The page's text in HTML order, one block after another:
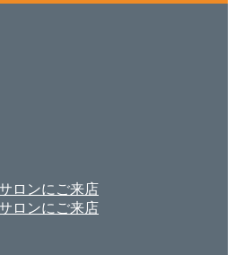
ロンにご来店
ロンにご来店